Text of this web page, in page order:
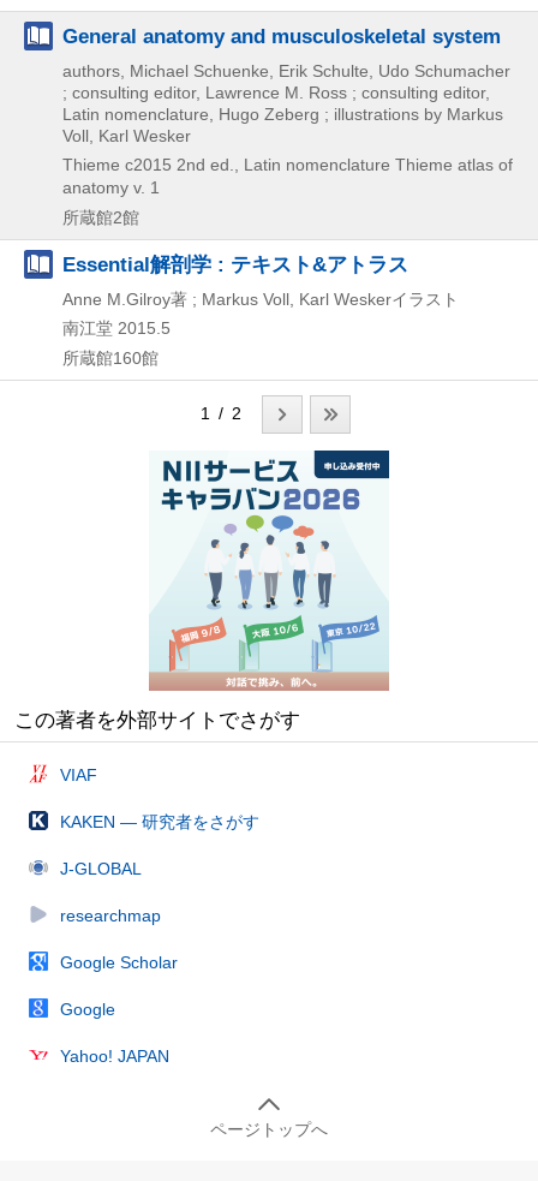
General anatomy and musculoskeletal system
authors, Michael Schuenke, Erik Schulte, Udo Schumacher
; consulting editor, Lawrence M. Ross ; consulting editor,
Latin nomenclature, Hugo Zeberg ; illustrations by Markus
Voll, Karl Wesker
Thieme c2015 2nd ed., Latin nomenclature Thieme atlas of
anatomy v. 1
所蔵館2館
Essential解剖学 : テキスト&アトラス
Anne M.Gilroy著 ; Markus Voll, Karl Weskerイラスト
南江堂 2015.5
所蔵館160館
1 / 2
この著者を外部サイトでさがす
VIAF
KAKEN — 研究者をさがす
J-GLOBAL
researchmap
Google Scholar
Google
Yahoo! JAPAN
ページトップへ